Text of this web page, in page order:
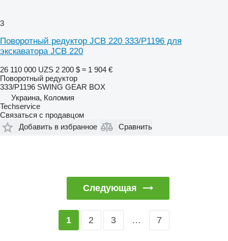
3
Поворотный редуктор JCB 220 333/P1196 для
экскаватора JCB 220
26 110 000 UZS 2 200 $ ≈ 1 904 €
Поворотный редуктор
333/P1196 SWING GEAR BOX
Украина, Коломия
Techservice
Связаться с продавцом
Добавить в избранное
Сравнить
Следующая
1 2 3 … 7